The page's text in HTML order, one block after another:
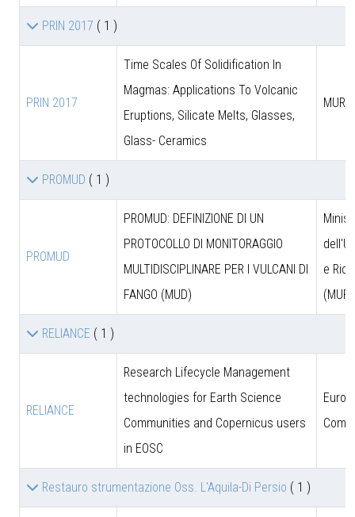
PRIN 2017 ( 1 )
PRIN 2017
Time Scales Of Solidification In
Magmas: Applications To Volcanic
Eruptions, Silicate Melts, Glasses,
Glass- Ceramics
MUR
PROMUD ( 1 )
PROMUD
PROMUD: DEFINIZIONE DI UN
PROTOCOLLO DI MONITORAGGIO
MULTIDISCIPLINARE PER I VULCANI DI
FANGO (MUD)
e
(MUR)
RELIANCE ( 1 )
RELIANCE
Research Lifecycle Management
technologies for Earth Science
Communities and Copernicus users
in EOSC
Restauro strumentazione Oss. L'Aquila-Di Persio ( 1 )